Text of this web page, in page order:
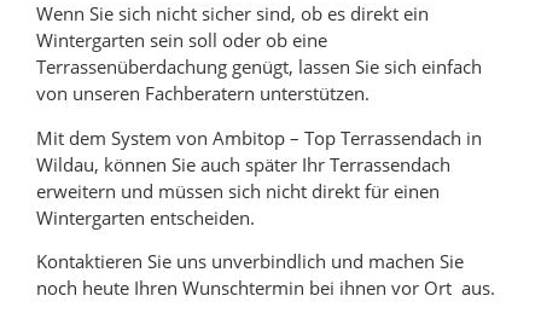
Wenn Sie sich nicht sicher sind, ob es direkt ein
Wintergarten sein soll oder ob eine
Terrassenüberdachung genügt, lassen Sie sich einfach
von unseren Fachberatern unterstützen.
Mit dem System von Ambitop – Top Terrassendach in
Wildau, können Sie auch später Ihr Terrassendach
erweitern und müssen sich nicht direkt für einen
Wintergarten entscheiden.
Kontaktieren Sie uns unverbindlich und machen Sie
noch heute Ihren Wunschtermin bei ihnen vor Ort aus.